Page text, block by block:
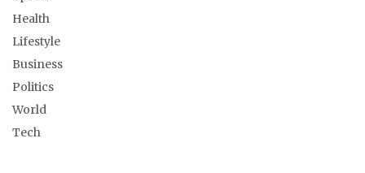
Health
Lifestyle
Business
Politics
World
Tech